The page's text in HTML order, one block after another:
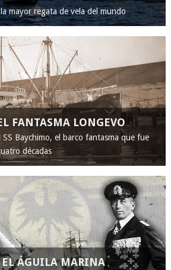
mayor regata de vela del mundo
FANTASMA LONGEVO
Baychimo, el barco fantasma que fue
décadas
EL ÁGUILA MARINA